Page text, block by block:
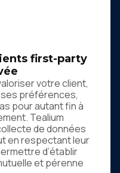
first-party
votre client,
ses préférences,
pour autant fin à
Tealium
de données
en respectant leur
d’établir
et pérenne